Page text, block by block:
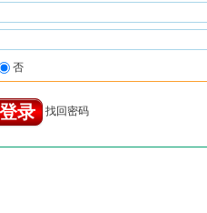
否
找回密码